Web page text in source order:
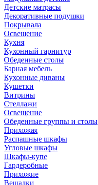
Детские матрасы
Декоративные подушки
Покрывала
Освещение
Кухня
Кухонный гарнитур
Обеденные столы
Барная мебель
Кухонные диваны
Кушетки
Витрины
Стеллажи
Освещение
Обеденные группы и столы
Прихожая
Распашные шкафы
Угловые шкафы
Шкафы-купе
Гардеробные
Прихожие
Вешалки